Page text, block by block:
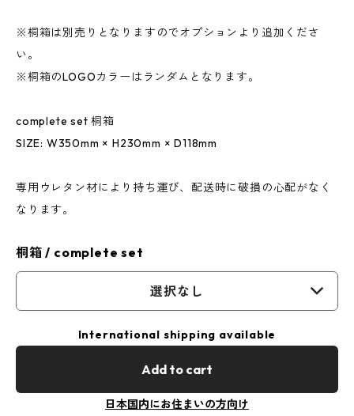
※桐箱は別売りとなりますのでオプションより追加くださ
い。
※桐箱のLOGOカラーはランダムとなります。
complete set 桐箱
SIZE: W350mm × H230mm × D118mm
専用ウレタン材により持ち運び、配送時に破損の心配がなく
なります。
桐箱 / complete set
選択なし
International shipping available
Add to cart
日本国内にお住まいの方向け